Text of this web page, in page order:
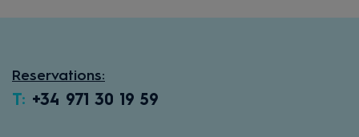
Reservations:
T: +34 971 30 19 59